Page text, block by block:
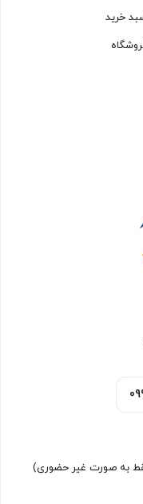
خرید
به صورت غیر حضوری)